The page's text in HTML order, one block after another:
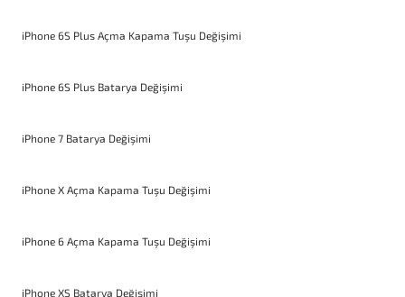
iPhone 6S Plus Açma Kapama Tuşu Değişimi
iPhone 6S Plus Batarya Değişimi
iPhone 7 Batarya Değişimi
iPhone X Açma Kapama Tuşu Değişimi
iPhone 6 Açma Kapama Tuşu Değişimi
iPhone XS Batarya Değişimi